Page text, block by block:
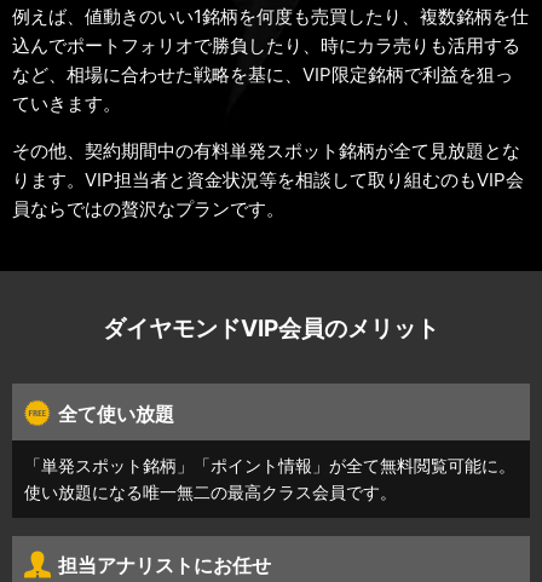
例えば、値動きのいい1銘柄を何度も売買したり、複数銘柄を仕
込んでポートフォリオで勝負したり、時にカラ売りも活用する
など、相場に合わせた戦略を基に、VIP限定銘柄で利益を狙っ
ていきます。
その他、契約期間中の有料単発スポット銘柄が全て見放題とな
ります。VIP担当者と資金状況等を相談して取り組むのもVIP会
員ならではの贅沢なプランです。
ダイヤモンドVIP会員のメリット
全て使い放題
「単発スポット銘柄」「ポイント情報」が全て無料閲覧可能に。
使い放題になる唯一無二の最高クラス会員です。
担当アナリストにお任せ